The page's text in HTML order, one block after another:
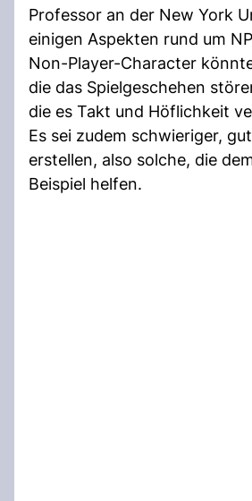
Professor an der New York
einigen Aspekten rund um
Non-Player-Character
die das Spielgeschehen
die es Takt und Höflichkeit
Es sei zudem schwieriger,
erstellen, also solche, die
Beispiel helfen.